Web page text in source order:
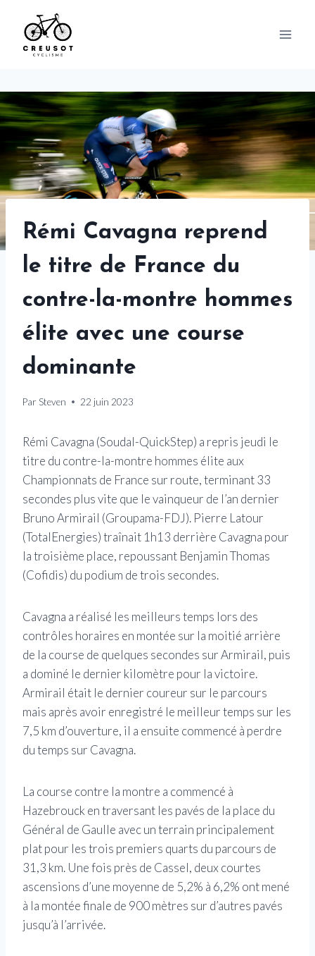
content
Rémi Cavagna reprend
le titre de France du
contre-la-montre hommes
élite avec une course
dominante
Par Steven 22 juin 2023
Rémi Cavagna (Soudal-QuickStep) a repris jeudi le
titre du contre-la-montre hommes élite aux
Championnats de France sur route, terminant 33
secondes plus vite que le vainqueur de l’an dernier
Bruno Armirail (Groupama-FDJ). Pierre Latour
(TotalEnergies) traînait 1h13 derrière Cavagna pour
la troisième place, repoussant Benjamin Thomas
(Cofidis) du podium de trois secondes.
Cavagna a réalisé les meilleurs temps lors des
contrôles horaires en montée sur la moitié arrière
de la course de quelques secondes sur Armirail, puis
a dominé le dernier kilomètre pour la victoire.
Armirail était le dernier coureur sur le parcours
mais après avoir enregistré le meilleur temps sur les
7,5 km d’ouverture, il a ensuite commencé à perdre
du temps sur Cavagna.
La course contre la montre a commencé à
Hazebrouck en traversant les pavés de la place du
Général de Gaulle avec un terrain principalement
plat pour les trois premiers quarts du parcours de
31,3 km. Une fois près de Cassel, deux courtes
ascensions d’une moyenne de 5,2% à 6,2% ont mené
à la montée finale de 900 mètres sur d’autres pavés
jusqu’à l’arrivée.